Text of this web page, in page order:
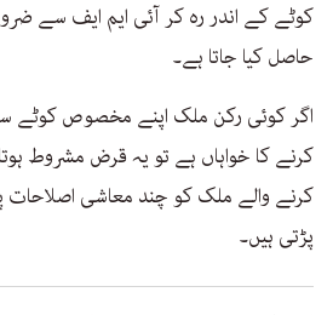
کوٹے کے اندر رہ کر آئی ایم ایف سے
حاصل کیا جاتا ہے۔
اگر کوئی رکن ملک اپنے مخصوص کوٹے
کرنے کا خواہاں ہے تو یہ قرض مشروط
کرنے والے ملک کو چند معاشی اصلاحات
پڑتی ہیں۔